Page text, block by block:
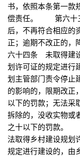
书，依照本条第一款
偿责任。 第六十
后，不再符合相应的
正；逾期不改正的
六十四条 未取得建
划许可证的规定进行
划主管部门责令停止
的影响的，限期改正
以下的罚款；无法采
拆除的，没收实物或
之十以下的罚款。
法取得乡村建设规划
规定进行建设的，由